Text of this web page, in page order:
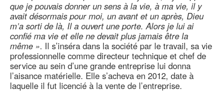
que je pouvais donner un sens à la vie, à ma vie, il y
avait désormais pour moi, un avant et un après, Dieu
m’a sorti de là, Il a ouvert une porte. Alors je lui ai
confié ma vie et elle ne devait plus jamais être la
même ». Il s’inséra dans la société par le travail, sa vie
professionnelle comme directeur technique et chef de
service au sein d’une grande entreprise lui donna
l’aisance matérielle. Elle s’acheva en 2012, date à
laquelle il fut licencié à la vente de l’entreprise.